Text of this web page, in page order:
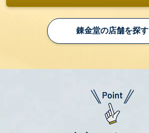
錬金堂の店舗を探す